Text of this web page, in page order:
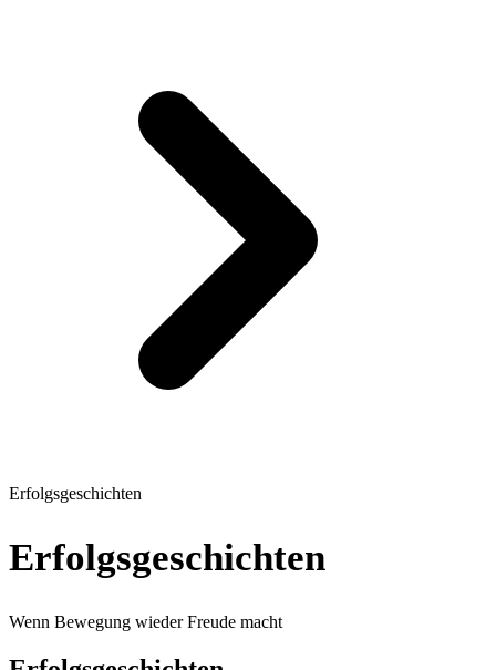
Erfolgsgeschichten
Erfolgsgeschichten
Wenn Bewegung wieder Freude macht